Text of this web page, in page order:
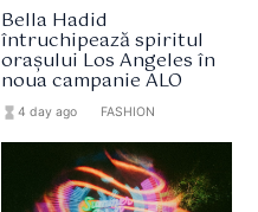
Bella Hadid
întruchipează spiritul
orașului Los Angeles în
noua campanie ALO
hourglass_full 4 day ago FASHION